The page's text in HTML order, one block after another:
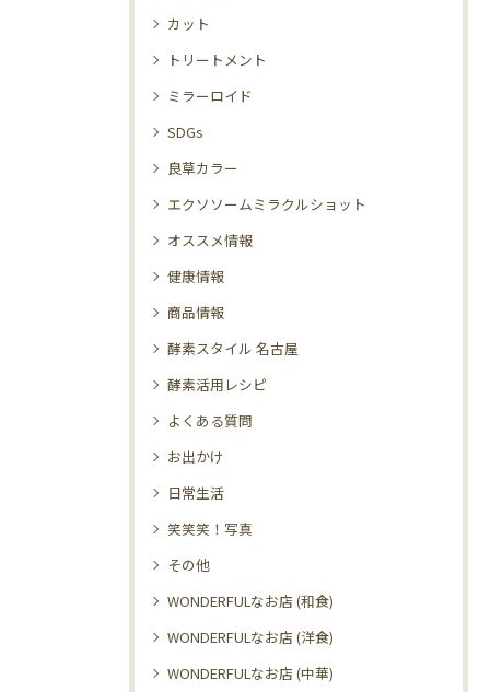
カット
トリートメント
ミラーロイド
SDGs
良草カラー
エクソソームミラクルショット
オススメ情報
健康情報
商品情報
酵素スタイル 名古屋
酵素活用レシピ
よくある質問
お出かけ
日常生活
笑笑笑！写真
その他
WONDERFULなお店 (和食)
WONDERFULなお店 (洋食)
WONDERFULなお店 (中華)